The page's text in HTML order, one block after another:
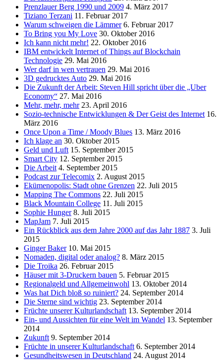
Prenzlauer Berg 1990 und 2009 4. März 2017
Tiziano Terzani 11. Februar 2017
Warum schweigen die Lämmer 6. Februar 2017
To Bring you My Love 30. Oktober 2016
Ich kann nicht mehr! 22. Oktober 2016
IBM entwickelt Internet of Things auf Blockchain
Technologie 29. Mai 2016
Wer darf in wen vertrauen 29. Mai 2016
3D gedrucktes Auto 29. Mai 2016
Die Zukunft der Arbeit: Steven Hill spricht über die „Uber
Economy“ 27. Mai 2016
Mehr, mehr, mehr 23. April 2016
Sozio-technische Entwicklungen & Der Geist des Internet 16.
März 2016
Once Upon a Time / Moody Blues 13. März 2016
Ich klage an 30. Oktober 2015
Geld und Luft 15. September 2015
Smart City 12. September 2015
Die Arbeit 4. September 2015
Podcast zur Telecomix 2. August 2015
Ekümenopolis: Stadt ohne Grenzen 22. Juli 2015
Mapping The Commons 22. Juli 2015
Black Mountain College 11. Juli 2015
Sophie Hunger 8. Juli 2015
MapJam 7. Juli 2015
Ein Rückblick aus dem Jahre 2000 auf das Jahr 1887 3. Juli
2015
Ginger Baker 10. Mai 2015
Nomaden, digital oder analog? 8. März 2015
Die Troika 26. Februar 2015
Häuser mit 3-Druckern bauen 5. Februar 2015
Regionalgeld und Allgemeinwohl 13. Oktober 2014
Was hat Dich bloß so ruiniert? 24. September 2014
Die Sterne sind wichtig 23. September 2014
Früchte unserer Kulturlandschaft 13. September 2014
Ein- und Aussichten für eine Welt im Wandel 13. September
2014
Zukunft 9. September 2014
Früchte in unserer Kulturlandschaft 6. September 2014
Gesundheitswesen in Deutschland 24. August 2014